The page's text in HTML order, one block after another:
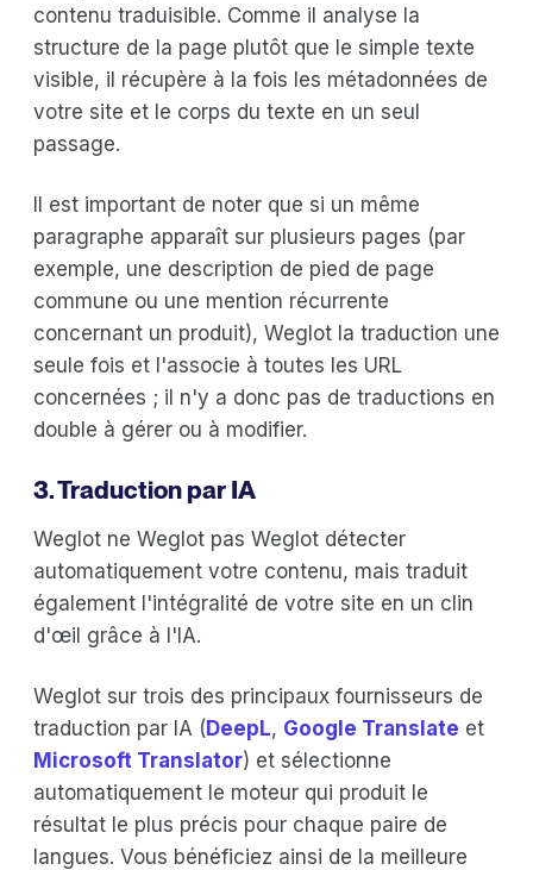
contenu traduisible. Comme il analyse la
structure de la page plutôt que le simple texte
visible, il récupère à la fois les métadonnées de
votre site et le corps du texte en un seul
passage.
Il est important de noter que si un même
paragraphe apparaît sur plusieurs pages (par
exemple, une description de pied de page
commune ou une mention récurrente
concernant un produit), Weglot la traduction une
seule fois et l'associe à toutes les URL
concernées ; il n'y a donc pas de traductions en
double à gérer ou à modifier.
3. Traduction par IA
Weglot ne Weglot pas Weglot détecter
automatiquement votre contenu, mais traduit
également l'intégralité de votre site en un clin
d'œil grâce à l'IA.
Weglot sur trois des principaux fournisseurs de
traduction par IA (DeepL, Google Translate et
Microsoft Translator) et sélectionne
automatiquement le moteur qui produit le
résultat le plus précis pour chaque paire de
langues. Vous bénéficiez ainsi de la meilleure